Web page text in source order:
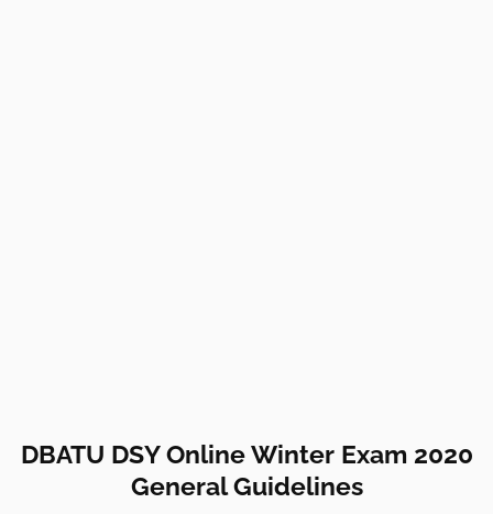
DBATU DSY Online Winter Exam 2020
General Guidelines